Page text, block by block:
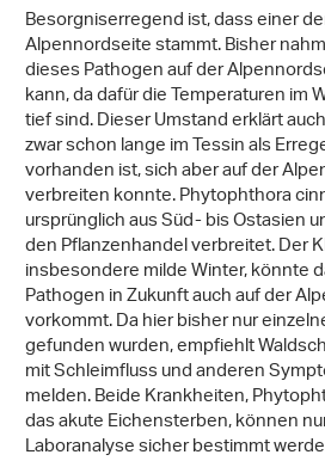
Besorgniserregend ist, dass einer
Alpennordseite stammt. Bisher
dieses Pathogen auf der
kann, da dafür die Temperaturen im
tief sind. Dieser Umstand erklärt
zwar schon lange im Tessin als
vorhanden ist, sich aber auf der
verbreiten konnte. Phytophthora
ursprünglich aus Süd- bis Ostasien
den Pflanzenhandel verbreitet. Der
insbesondere milde Winter, könnte
Pathogen in Zukunft auch auf der
vorkommt. Da hier bisher nur
gefunden wurden, empfiehlt
mit Schleimfluss und anderen
melden. Beide Krankheiten,
das akute Eichensterben, können
Laboranalyse sicher bestimmt